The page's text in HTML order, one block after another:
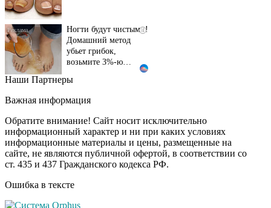
Домашний метод
убьет грибок,
возьмите 3%-ю…
Этот танец невесты
Пересмотрела 10 раз
i
Ролик длится пару
секунд, но вы будете в
шоке от увиденного
Наши Партнеры
Важная информация
Обратите внимание! Сайт носит исключительно
информационный характер и ни при каких условиях
информационные материалы и цены, размещенные на
сайте, не являются публичной офертой, в соответствии со
ст. 435 и 437 Гражданского кодекса РФ.
Ошибка в тексте